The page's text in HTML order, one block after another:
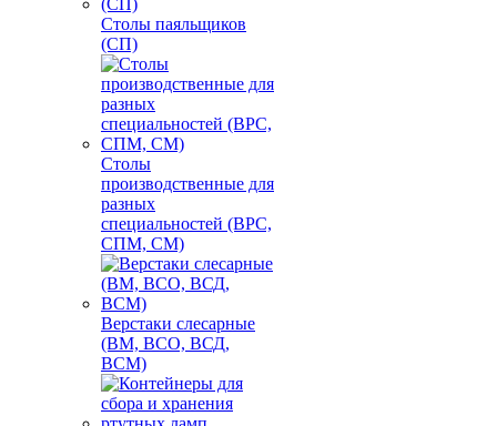
Столы паяльщиков
(СП)
Столы
производственные для
разных
специальностей (ВРС,
СПМ, СМ)
Верстаки слесарные
(ВМ, ВСО, ВСД,
ВСМ)